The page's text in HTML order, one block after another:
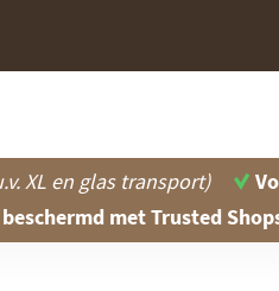
XL en glas transport)
met Trusted